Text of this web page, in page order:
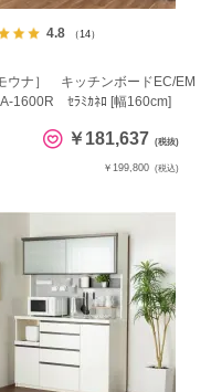
4.8 （14）
ウナ］ キッチンボードEC/EM
1600R ｾﾗﾐｶﾈﾛ [幅160cm]
￥181,637 (税抜)
￥199,800 (税込)